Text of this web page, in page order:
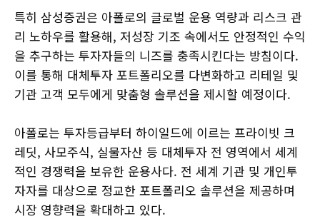
특히 삼성증권은 아폴로의 글로벌 운용 역량과 리스크 관
리 노하우를 활용해, 저성장 기조 속에서도 안정적인 수익
을 추구하는 투자자들의 니즈를 충족시킨다는 방침이다.
이를 통해 대체투자 포트폴리오를 다변화하고 리테일 및
기관 고객 모두에게 맞춤형 솔루션을 제시할 예정이다.
아폴로는 투자등급부터 하이일드에 이르는 프라이빗 크
레딧, 사모주식, 실물자산 등 대체투자 전 영역에서 세계
적인 경쟁력을 보유한 운용사다. 전 세계 기관 및 개인투
자자를 대상으로 정교한 포트폴리오 솔루션을 제공하며
시장 영향력을 확대하고 있다.